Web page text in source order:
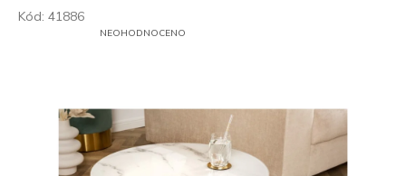
Kód: 41886
PRŮMĚRNÉ
HVĚZDIČEK.
NEOHODNOCENO